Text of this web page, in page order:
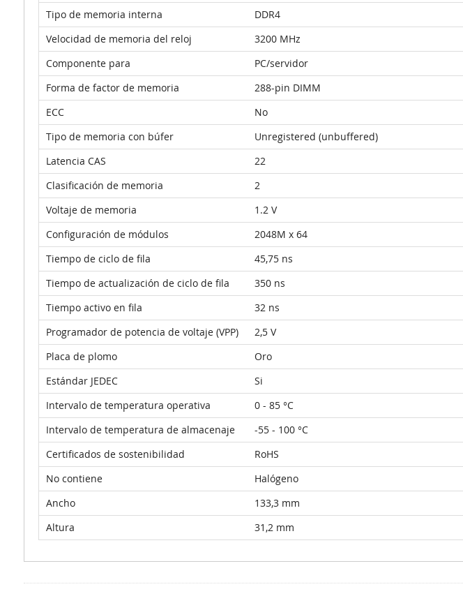
Tipo de memoria interna
DDR4
Velocidad de memoria del reloj
3200 MHz
Componente para
PC/servidor
Forma de factor de memoria
288-pin DIMM
ECC
No
Tipo de memoria con búfer
Unregistered (unbuffered)
Latencia CAS
22
Clasificación de memoria
2
Voltaje de memoria
1.2 V
Configuración de módulos
2048M x 64
Tiempo de ciclo de fila
45,75 ns
Tiempo de actualización de ciclo de fila
350 ns
Tiempo activo en fila
32 ns
Programador de potencia de voltaje (VPP)
2,5 V
Placa de plomo
Oro
Estándar JEDEC
Si
Intervalo de temperatura operativa
0 - 85 °C
Intervalo de temperatura de almacenaje
-55 - 100 °C
Certificados de sostenibilidad
RoHS
No contiene
Halógeno
Ancho
133,3 mm
Altura
31,2 mm